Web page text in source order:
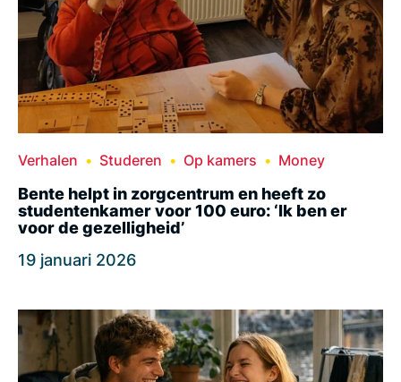
Verhalen Studeren Op kamers Money
Bente helpt in zorgcentrum en heeft zo
studentenkamer voor 100 euro: ‘Ik ben er
voor de gezelligheid’
19 januari 2026